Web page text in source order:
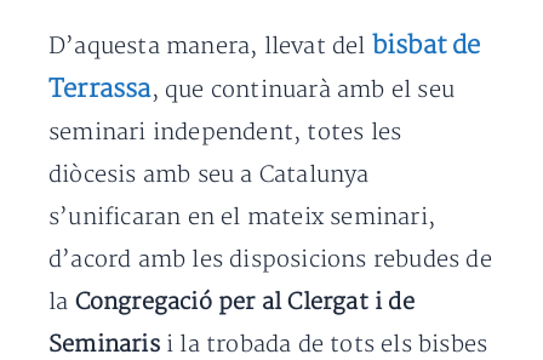
D’aquesta manera, llevat del bisbat de
Terrassa, que continuarà amb el seu
seminari independent, totes les
diòcesis amb seu a Catalunya
s’unificaran en el mateix seminari,
d’acord amb les disposicions rebudes de
la Congregació per al Clergat i de
Seminarisi la trobada de tots els bisbes